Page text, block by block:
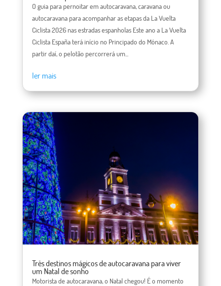
O guia para pernoitar em autocaravana, caravana ou
autocaravana para acompanhar as etapas da La Vuelta
Ciclista 2026 nas estradas espanholas Este ano a La Vuelta
Ciclista España terá início no Principado do Mónaco. A
partir daí, o pelotão percorrerá um...
ler mais
Três destinos mágicos de autocaravana para viver
um Natal de sonho
Motorista de autocaravana, o Natal chegou! É o momento